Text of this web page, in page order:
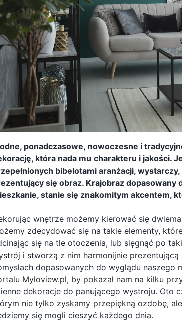
ponadczasowe, nowoczesne i
która nada mu charakteru i jakości.
bibelotami aranżacji,
się obraz. Krajobraz dopasowany
stanie się znakomitym akcentem,
wnętrze możemy kierować się
zdecydować się na takie elementy,
się na tle otoczenia, lub sięgnąć po
i stworzą z nim harmonijnie prezentującą
dopasowanych do wyglądu naszego
Myloview.pl, by pokazał nam na kilku
dekoracje do panującego wystroju. Oto
nie tylko zyskamy przepiękną ozdobę,
się mogli cieszyć każdego dnia.